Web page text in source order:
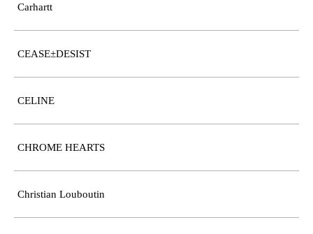
Carhartt
CEASE±DESIST
CELINE
CHROME HEARTS
Christian Louboutin